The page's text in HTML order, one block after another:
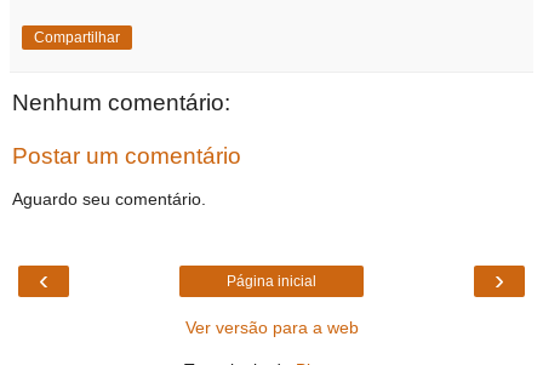
Compartilhar
Nenhum comentário:
Postar um comentário
Aguardo seu comentário.
‹ ›
Página inicial
Ver versão para a web